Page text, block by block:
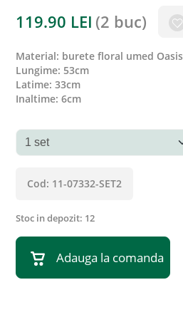
119.90 LEI (2 buc)
material: burete floral umed Oasis
lungime: 53cm
latime: 33cm
inaltime: 6cm
Cod: 11-07332-SET2
Stoc in depozit: 12
Adauga la comanda